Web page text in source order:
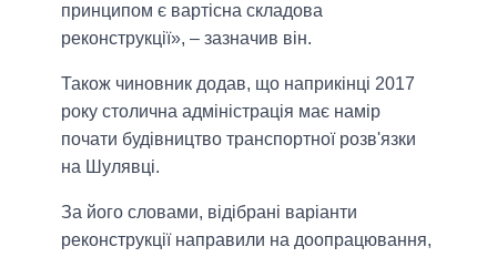
принципом є вартісна складова
реконструкції», – зазначив він.
Також чиновник додав, що наприкінці 2017
року столична адміністрація має намір
почати будівництво транспортної розв'язки
на Шулявці.
За його словами, відібрані варіанти
реконструкції направили на доопрацювання,